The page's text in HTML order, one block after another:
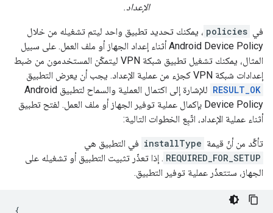
الإعداد.
في policies ، يمكنك تحديد تطبيق واحد ليتم تشغيله من خلال
Android Device Policy أثناء إعداد الجهاز أو ملف العمل. على سبيل
المثال، يمكنك تشغيل تطبيق شبكة VPN ليتمكّن المستخدمون من ضبط
إعدادات شبكة VPN كجزء من عملية الإعداد. يجب أن يعرض التطبيق
RESULT_OK
للإشارة إلى اكتمال العملية والسماح لتطبيق Android
Device Policy بإكمال عملية توفير الجهاز أو ملف العمل. لفتح تطبيق
أثناء عملية الإعداد، اتّبِع الخطوات التالية:
تأكَّد من أنّ قيمة installType في التطبيق هي
REQUIRED_FOR_SETUP . إذا تعذّر تثبيت التطبيق أو تشغيله على
الجهاز، ستتعذّر عملية توفير التطبيق.
{